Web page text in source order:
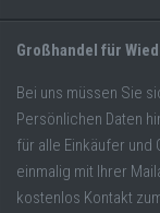
Großhandel für
Bei uns müssen Sie
Persönlichen Daten
für alle Einkäufer
einmalig mit Ihrer
kostenlos Kontakt